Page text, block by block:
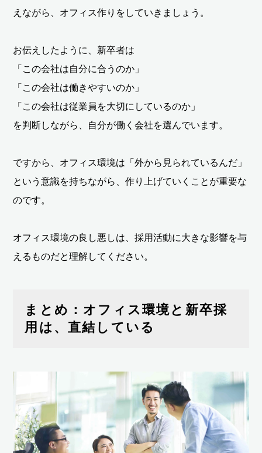
えながら、オフィス作りをしていきましょう。
お伝えしたように、新卒者は
「この会社は自分に合うのか」
「この会社は働きやすいのか」
「この会社は従業員を大切にしているのか」
を判断しながら、自分が働く会社を選んでいます。
ですから、オフィス環境は「外から見られているんだ」
という意識を持ちながら、作り上げていくことが重要な
のです。
オフィス環境の良し悪しは、採用活動に大きな影響を与
えるものだと理解してください。
まとめ：オフィス環境と新卒採
用は、直結している